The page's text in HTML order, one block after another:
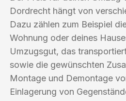
Dordrecht hängt von
Dazu zählen zum Beispiel
Wohnung oder deines
Umzugsgut, das
sowie die gewünschten
Montage und Demontage
Einlagerung von